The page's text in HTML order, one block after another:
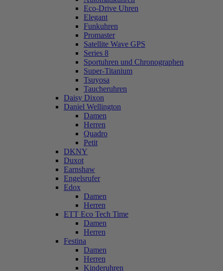
Eco-Drive Uhren
Elegant
Funkuhren
Promaster
Satellite Wave GPS
Series 8
Sportuhren und Chronographen
Super-Titanium
Tsuyosa
Taucheruhren
Daisy Dixon
Daniel Wellington
Damen
Herren
Quadro
Petit
DKNY
Duxot
Earnshaw
Engelsrufer
Edox
Damen
Herren
ETT Eco Tech Time
Damen
Herren
Festina
Damen
Herren
Kinderuhren